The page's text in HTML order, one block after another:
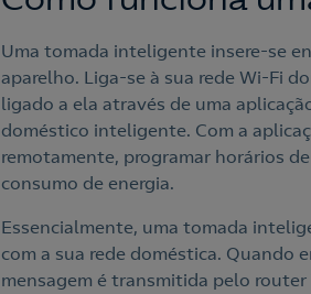
Uma tomada inteligente insere-se
aparelho. Liga-se à sua rede Wi-Fi
ligado a ela através de uma
doméstico inteligente. Com a
remotamente, programar horários
consumo de energia.
Essencialmente, uma tomada
com a sua rede doméstica. Quando
mensagem é transmitida pelo